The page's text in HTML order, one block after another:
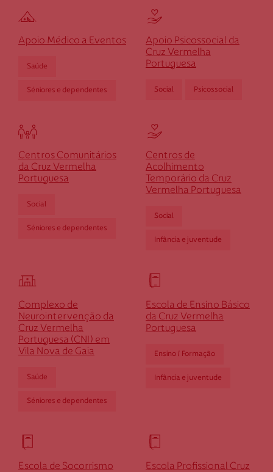
Apoio Médico a Eventos
Saúde
Séniores e dependentes
Apoio Psicossocial da
Cruz Vermelha
Portuguesa
Social Psicossocial
Centros Comunitários
da Cruz Vermelha
Portuguesa
Social
Séniores e dependentes
Centros de
Acolhimento
Temporário da Cruz
Vermelha Portuguesa
Social
Infância e juventude
Complexo de
Neurointervenção da
Cruz Vermelha
Portuguesa (CNI) em
Vila Nova de Gaia
Saúde
Séniores e dependentes
Escola de Ensino Básico
da Cruz Vermelha
Portuguesa
Ensino / Formação
Infância e juventude
Escola de Socorrismo Escola Profissional Cruz